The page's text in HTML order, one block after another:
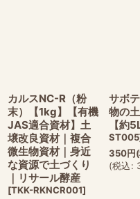
カルスNC-R（粉
末）【1kg】【有機
JAS適合資材】土
壌改良資材｜複合
微生物資材｜身近
な資源で土づくり
｜リサール酵産
[TKK-RKNCR001]
サボ
物の
【約
ST005
350円
(税込: